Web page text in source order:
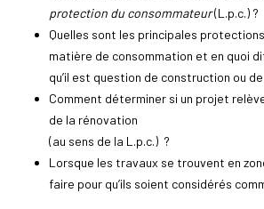
protection du consommateur(L.p.c.) ?
Quelles sont les principales
matière de consommation et en quoi
qu’il est question de construction ou
Comment déterminer si un projet
de la rénovation
(au sens de la L.p.c.) ?
Lorsque les travaux se trouvent en
faire pour qu’ils soient considérés